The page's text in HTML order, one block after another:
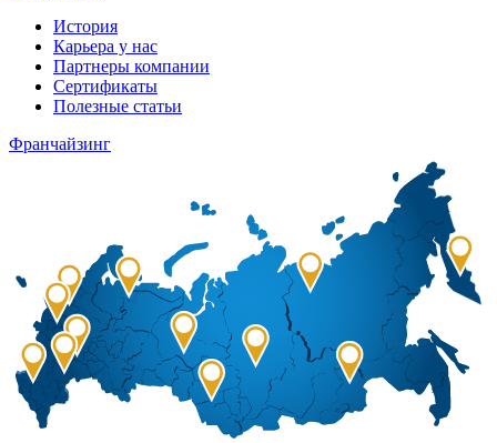
История
Карьера у нас
Партнеры компании
Сертификаты
Полезные статьи
Франчайзинг